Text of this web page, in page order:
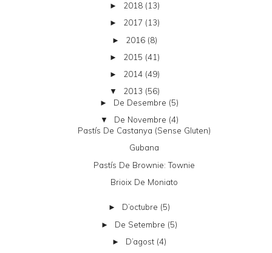
► 2018 (13)
► 2017 (13)
► 2016 (8)
► 2015 (41)
► 2014 (49)
▼ 2013 (56)
► De Desembre (5)
▼ De Novembre (4)
Pastís De Castanya (sense Gluten)
Gubana
Pastís De Brownie: Townie
Brioix De Moniato
► D’octubre (5)
► De Setembre (5)
► D’agost (4)